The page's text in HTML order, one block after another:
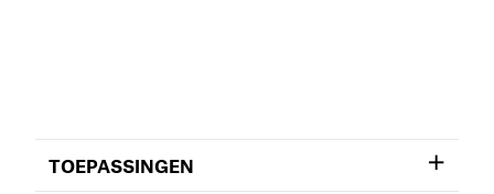
TOEPASSINGEN